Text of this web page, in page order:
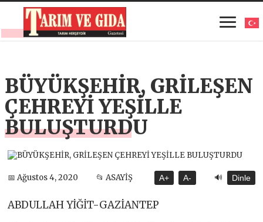
BÜYÜKŞEHİR, GRİLEŞEN
ÇEHREYİ YEŞİLLE
BULUŞTURDU
📅 Ağustos 4, 2020 📂 ASAYİŞ A+ A- 🔊 Dinle
ABDULLAH YİĞİT-GAZİANTEP